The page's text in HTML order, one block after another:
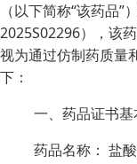
（以下简称“该药品
2025S02296），该
视为通过仿制药质量
下：
一、药品证书基
药品名称： 盐